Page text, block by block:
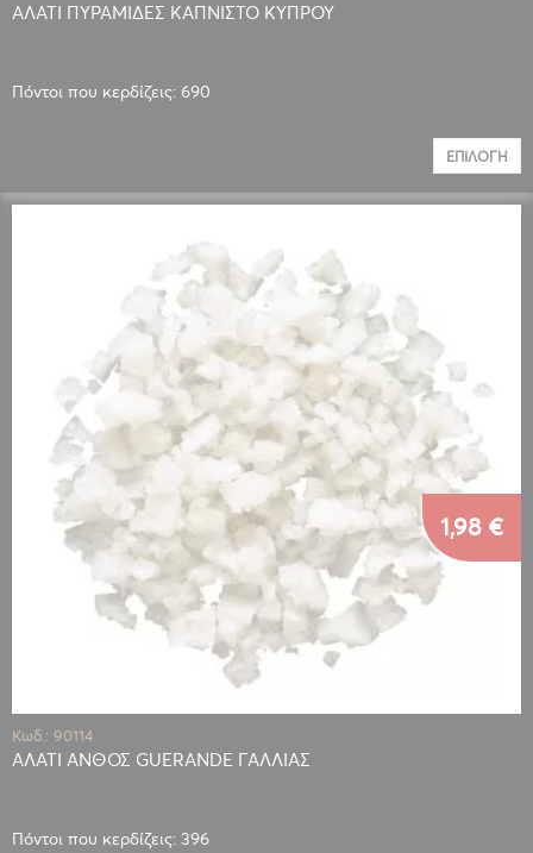
ΑΛΑΤΙ ΠΥΡΑΜΙΔΕΣ ΚΑΠΝΙΣΤΟ ΚΥΠΡΟΥ
Πόντοι που κερδίζεις: 690
ΕΠΙΛΟΓΉ
Κωδ.: 90114
ΑΛΑΤΙ ΑΝΘΟΣ GUERANDE ΓΑΛΛΙΑΣ
Πόντοι που κερδίζεις: 396
1,98 €